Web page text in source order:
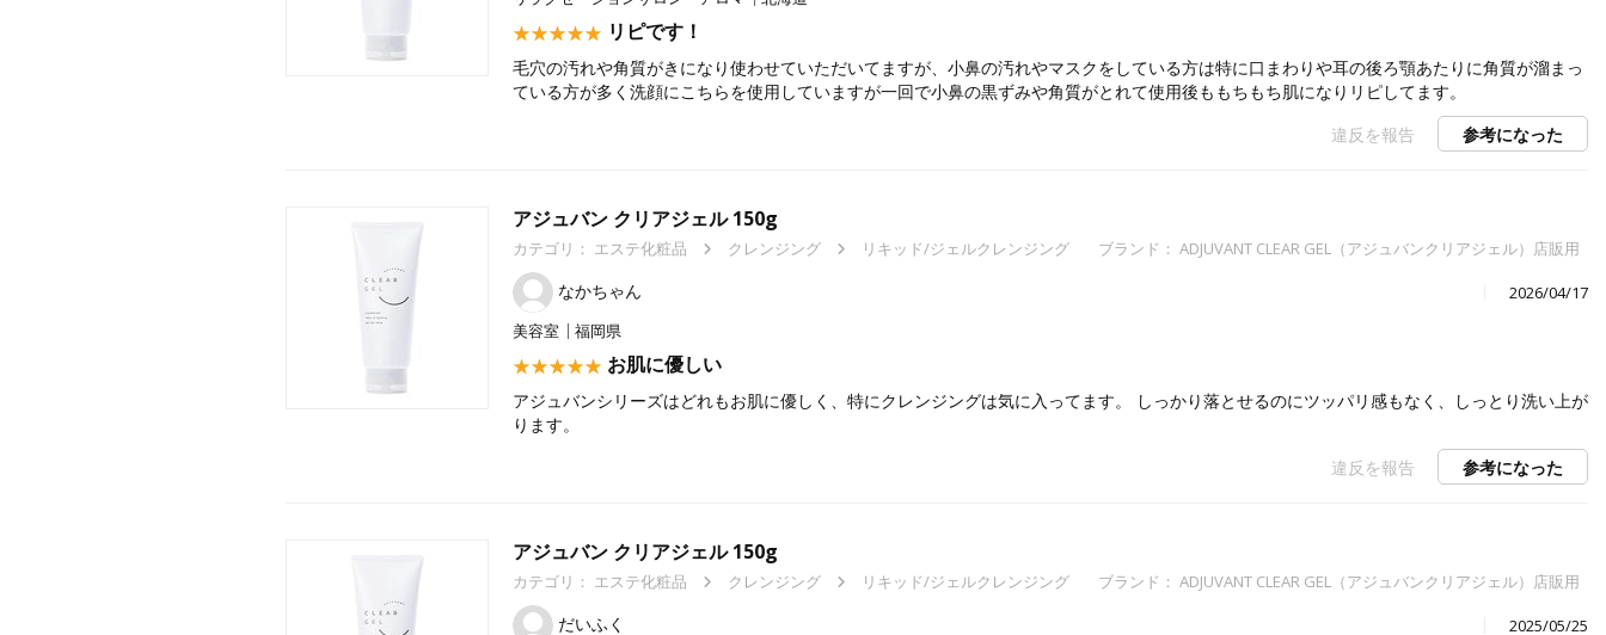
リピです！
毛穴の汚れや角質がきになり使わせていただいてますが、小鼻の汚れやマスクをしている方は特に口まわりや耳の後ろ顎あたりに角質が溜まっ
ている方が多く洗顔にこちらを使用していますが一回で小鼻の黒ずみや角質がとれて使用後ももちもち肌になりリピしてます。
違反を報告
参考になった
アジュバン クリアジェル 150g
カテゴリ： エステ化粧品 クレンジング リキッド/ジェルクレンジング ブランド： ADJUVANT CLEAR GEL（アジュバンクリアジェル）店販用
なかちゃん
2026/04/17
美容室
福岡県
お肌に優しい
アジュバンシリーズはどれもお肌に優しく、特にクレンジングは気に入ってます。 しっかり落とせるのにツッパリ感もなく、しっとり洗い上が
ります。
違反を報告
参考になった
アジュバン クリアジェル 150g
カテゴリ： エステ化粧品 クレンジング リキッド/ジェルクレンジング ブランド： ADJUVANT CLEAR GEL（アジュバンクリアジェル）店販用
だいふく 2025/05/25